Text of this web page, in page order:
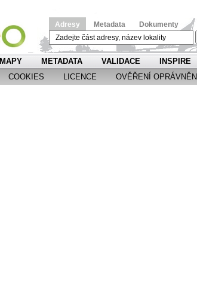
Adresy Metadata Dokumenty
MAPY METADATA VALIDACE INSPIRE
COOKIES LICENCE OVĚŘENÍ OPRÁVNĚNÍ